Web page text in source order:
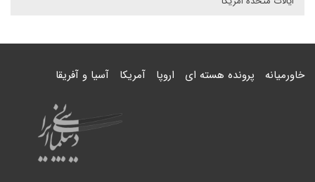
خاورمیانه پرونده هسته ای اروپا آمریکا آسیا و آفریقا